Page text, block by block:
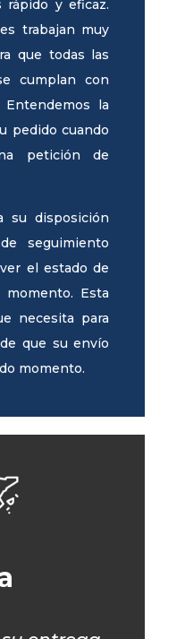
rápido y eficaz.
trabajan muy
que todas las
cumplan con
Entendemos la
pedido cuando
petición de
su disposición
seguimiento
el estado de
Esta
necesita para
que su envío
momento.